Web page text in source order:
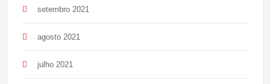
setembro 2021
agosto 2021
julho 2021